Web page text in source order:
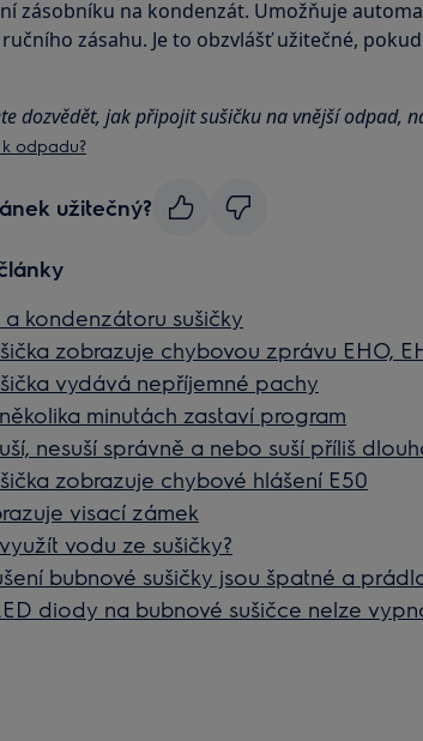
zásobníku na kondenzát. Umožňuje
zásahu. Je to obzvlášť užitečné,
dozvědět, jak připojit sušičku na vnější odpad,
odpadu?
užitečný?
a kondenzátoru sušičky
zobrazuje chybovou zprávu EHO,
vydává nepříjemné pachy
minutách zastaví program
nesuší správně a nebo suší příliš
zobrazuje chybové hlášení E50
visací zámek
vodu ze sušičky?
bubnové sušičky jsou špatné a
diody na bubnové sušičce nelze